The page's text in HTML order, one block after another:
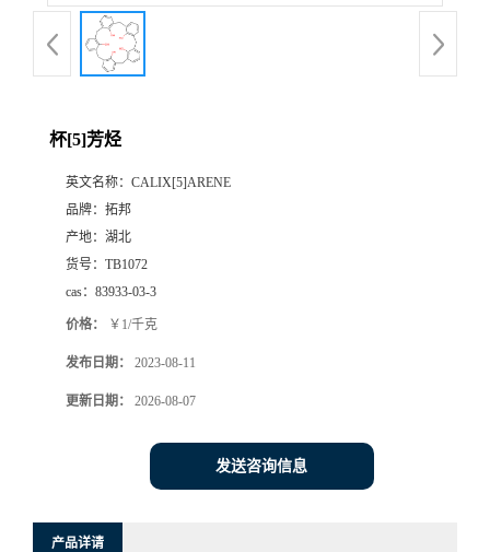
杯[5]芳烃
英文名称： CALIX[5]ARENE
品牌： 拓邦
产地： 湖北
货号： TB1072
cas： 83933-03-3
价格： ￥1/千克
发布日期： 2023-08-11
更新日期： 2026-08-07
发送咨询信息
产品详请